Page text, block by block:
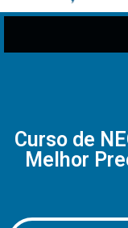
Curso de
Melhor